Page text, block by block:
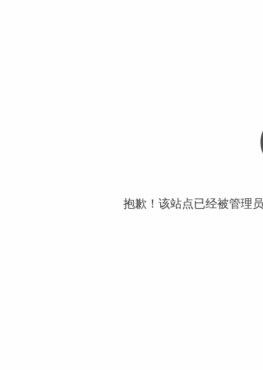
抱歉！该站点已经被管理